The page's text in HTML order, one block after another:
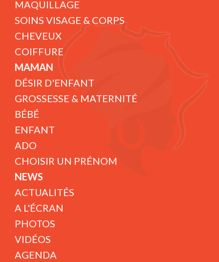
MAQUILLAGE
SOINS VISAGE & CORPS
CHEVEUX
COIFFURE
MAMAN
DÉSIR D'ENFANT
GROSSESSE & MATERNITÉ
BÉBÉ
ENFANT
ADO
CHOISIR UN PRÉNOM
NEWS
ACTUALITÉS
A L'ÉCRAN
PHOTOS
VIDÉOS
AGENDA